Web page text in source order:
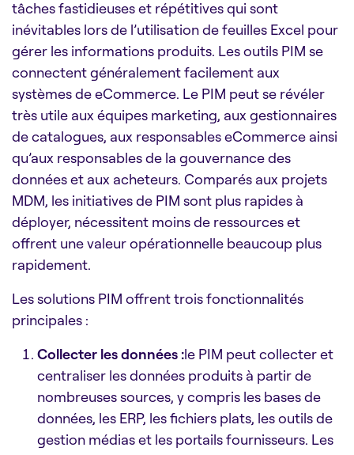
tâches fastidieuses et répétitives qui sont
inévitables lors de l’utilisation de feuilles Excel pour
gérer les informations produits. Les outils PIM se
connectent généralement facilement aux
systèmes de eCommerce. Le PIM peut se révéler
très utile aux équipes marketing, aux gestionnaires
de catalogues, aux responsables eCommerce ainsi
qu’aux responsables de la gouvernance des
données et aux acheteurs. Comparés aux projets
MDM, les initiatives de PIM sont plus rapides à
déployer, nécessitent moins de ressources et
offrent une valeur opérationnelle beaucoup plus
rapidement.
Les solutions PIM offrent trois fonctionnalités
principales :
Collecter les données :le PIM peut collecter et
centraliser les données produits à partir de
nombreuses sources, y compris les bases de
données, les ERP, les fichiers plats, les outils de
gestion médias et les portails fournisseurs. Les